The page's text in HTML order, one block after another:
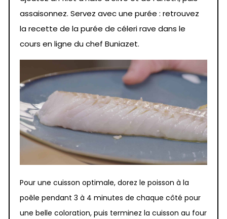
assaisonnez. Servez avec une purée : retrouvez
la recette de la purée de céleri rave dans le
cours en ligne du chef Buniazet.
Pour une cuisson optimale, dorez le poisson à la
poêle pendant 3 à 4 minutes de chaque côté pour
une belle coloration, puis terminez la cuisson au four